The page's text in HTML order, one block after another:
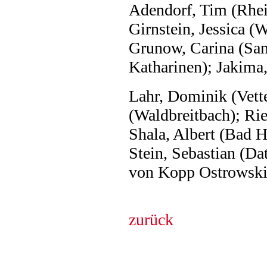
Adendorf, Tim
Girnstein, Jessica
Grunow, Carina
Katharinen);
Lahr, Dominik
(Waldbreitbach);
Shala, Albert (Bad
Stein, Sebastian
von Kopp
zurück